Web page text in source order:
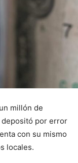
millón de
depositó por error
con su mismo
locales.